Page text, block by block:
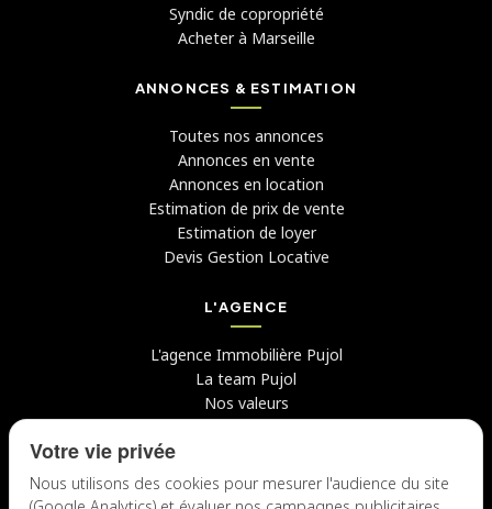
Syndic de copropriété
Acheter à Marseille
ANNONCES & ESTIMATION
Toutes nos annonces
Annonces en vente
Annonces en location
Estimation de prix de vente
Estimation de loyer
Devis Gestion Locative
L'AGENCE
L'agence Immobilière Pujol
La team Pujol
Nos valeurs
Avis clients
Candidater chez nous
Votre vie privée
Nous utilisons des cookies pour mesurer l'audience du site